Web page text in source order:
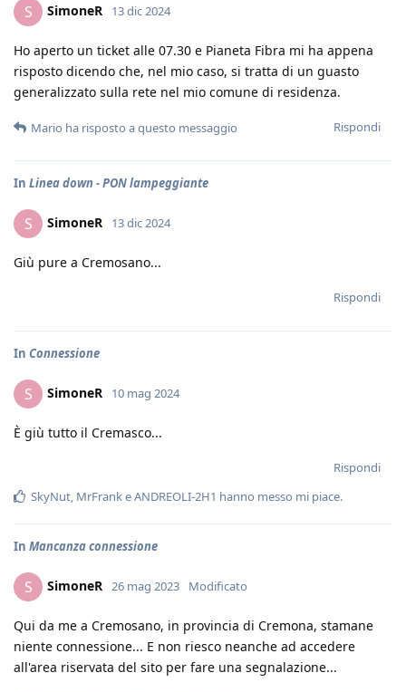
S SimoneR 13 dic 2024
Ho aperto un ticket alle 07.30 e Pianeta Fibra mi ha appena
risposto dicendo che, nel mio caso, si tratta di un guasto
generalizzato sulla rete nel mio comune di residenza.
Rispondi
Mario ha risposto a questo messaggio
In Linea down - PON lampeggiante
S SimoneR 13 dic 2024
Giù pure a Cremosano...
Rispondi
In Connessione
S SimoneR 10 mag 2024
È giù tutto il Cremasco...
Rispondi
SkyNut, MrFrankeANDREOLI-2H1 hanno messo mi piace.
In Mancanza connessione
S SimoneR 26 mag 2023 Modificato
Qui da me a Cremosano, in provincia di Cremona, stamane
niente connessione... E non riesco neanche ad accedere
all'area riservata del sito per fare una segnalazione...